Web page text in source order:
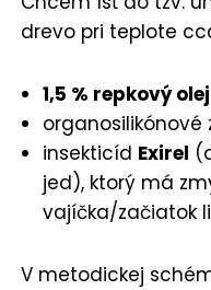
drevo pri teplote
1,5 % repkový olej
insekticíd Exirel
jed), ktorý má
vajíčka/začiatok
V metodickej